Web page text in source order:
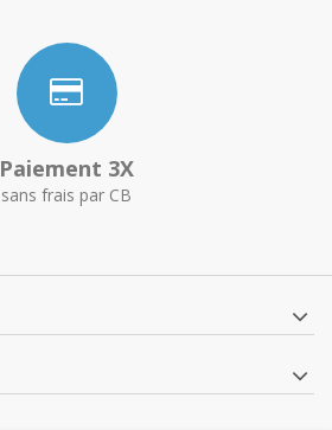
Paiement 3X
sans frais par CB